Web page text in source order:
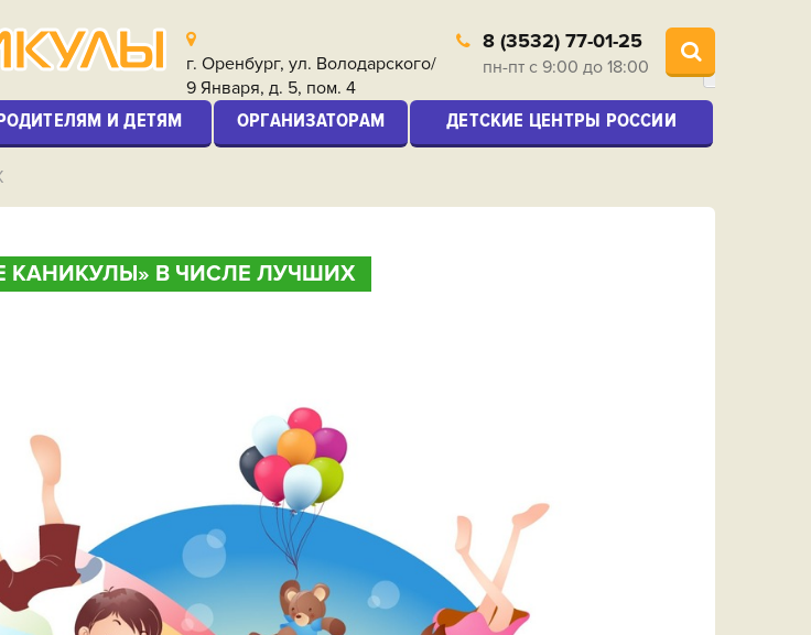
г. Оренбург, ул. Володарского/
9 Января, д. 5, пом. 4
8 (3532) 77-01-25
пн-пт с 9:00 до 18:00
И ДЕТЯМ ОРГАНИЗАТОРАМ ДЕТСКИЕ ЦЕНТРЫ РОССИИ
КАНИКУЛЫ» В ЧИСЛЕ ЛУЧШИХ